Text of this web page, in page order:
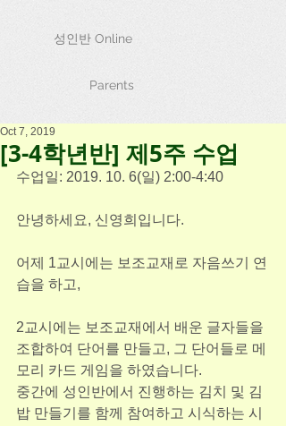
성인반 Online
Parents
[3-4학년반] 제5주 수업
Oct 7, 2019
수업일: 2019. 10. 6(일) 2:00-4:40
안녕하세요, 신영희입니다.
어제 1교시에는 보조교재로 자음쓰기 연
습을 하고,
2교시에는 보조교재에서 배운 글자들을
조합하여 단어를 만들고, 그 단어들로 메
모리 카드 게임을 하였습니다.
중간에 성인반에서 진행하는 김치 및 김
밥 만들기를 함께 참여하고 시식하는 시